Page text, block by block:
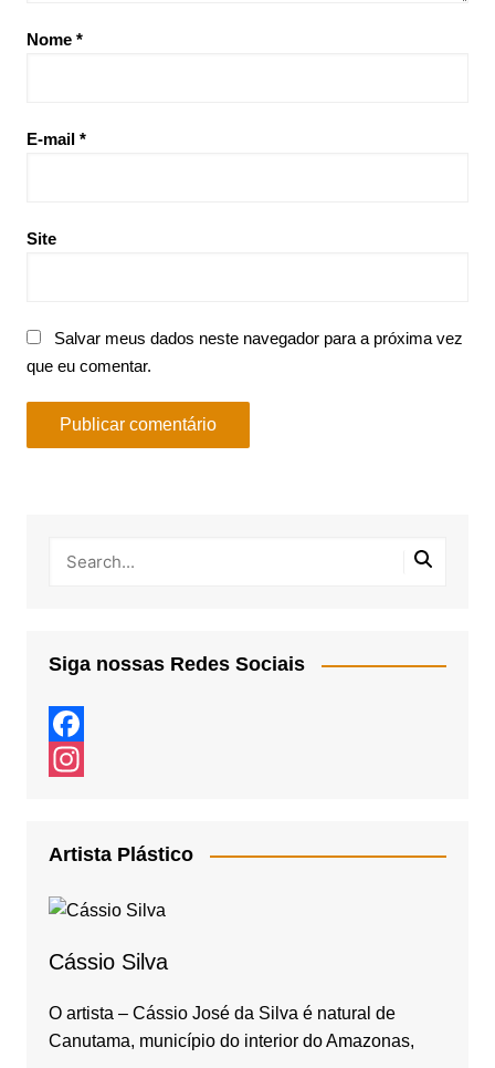
Nome *
E-mail *
Site
Salvar meus dados neste navegador para a próxima vez
que eu comentar.
Siga nossas Redes Sociais
F
e
b
o
k
s
t
g
r
a
Artista Plástico
Cássio Silva
O artista – Cássio José da Silva é natural de
Canutama, município do interior do Amazonas,